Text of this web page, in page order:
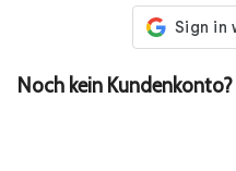
Noch kein Kundenkonto?